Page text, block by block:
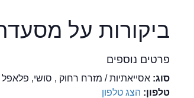
ביקורות על
פרטים נוספים
סוג:אסייאתיות / מזרח רחוק , סושי, פלאפל
טלפון: הצג טלפון